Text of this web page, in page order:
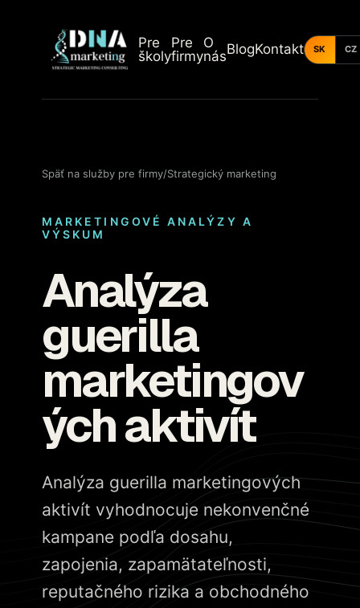
Pre
školy
Pre
firmy
O
násBlogKontakt SK CZ
Späť na služby pre firmy/Strategický marketing
MARKETINGOVÉ ANALÝZY A
VÝSKUM
Analýza
guerilla
marketingov
ých aktivít
Analýza guerilla marketingových
aktivít vyhodnocuje nekonvenčné
kampane podľa dosahu,
zapojenia, zapamätateľnosti,
reputačného rizika a obchodného